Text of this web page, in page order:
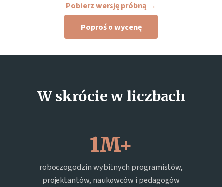
Pobierz wersję próbną →
Poproś o wycenę
W skrócie w liczbach
1M+
roboczogodzin wybitnych programistów,
projektantów, naukowców i pedagogów